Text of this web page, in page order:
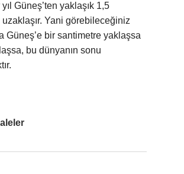
Güneş’ten yaklaşık 1,5
Yani görebileceğiniz
Güneş’e bir santimetre yaklaşsa
bu dünyanın sonu